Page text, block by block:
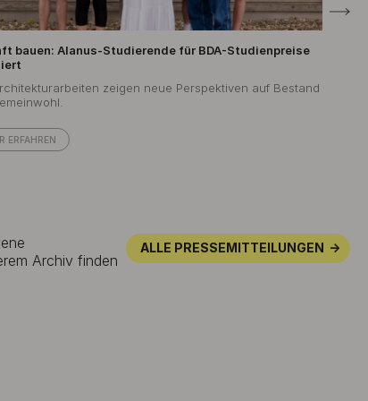
bauen: Alanus-Studierende für BDA-Studienpreise
zeigen neue Perspektiven auf Bestand
ERFAHREN
Archiv finden
ALLE PRESSEMITTEILUNGEN